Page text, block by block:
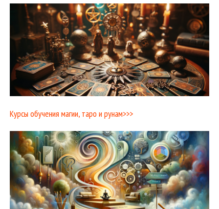
Курсы обучения магии, таро и рунам>>>